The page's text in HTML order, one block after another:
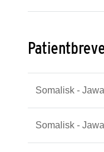
Somalisk -
Somalisk -